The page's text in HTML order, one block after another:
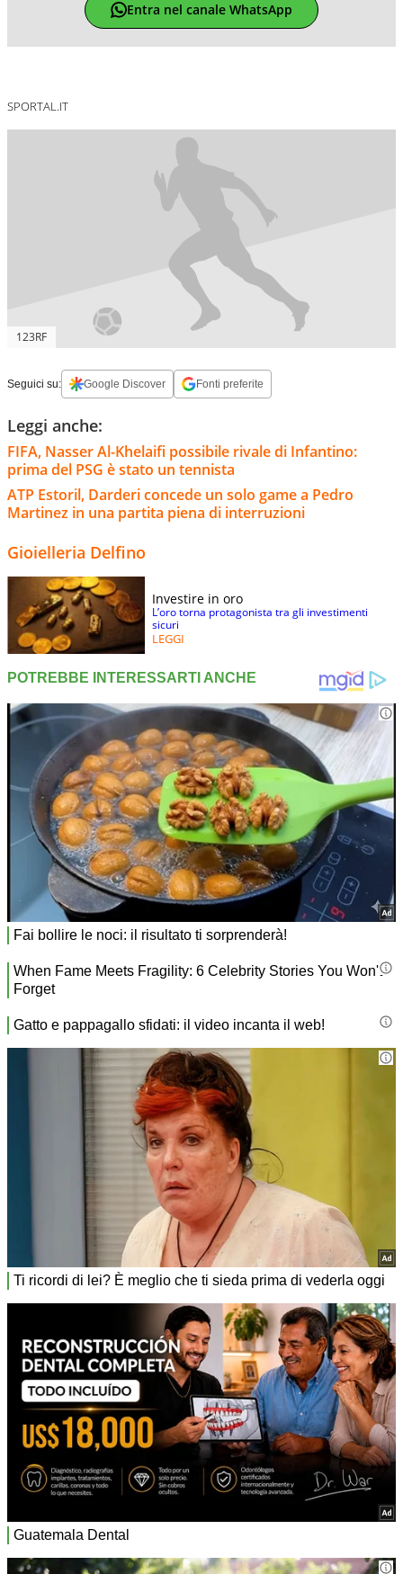
Entra nel canale WhatsApp
SPORTAL.IT
123RF
Seguici su: Google Discover Fonti preferite
Leggi anche:
FIFA, Nasser Al-Khelaifi possibile rivale di Infantino:
prima del PSG è stato un tennista
ATP Estoril, Darderi concede un solo game a Pedro
Martinez in una partita piena di interruzioni
Gioielleria Delfino
Investire in oro
L’oro torna protagonista tra gli investimenti
sicuri
LEGGI